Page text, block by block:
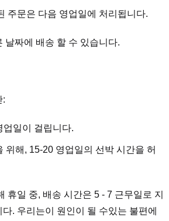
주문은 다음 영업일에 처리됩니다.
날짜에 배송 할 수 있습니다.
:
업일이 걸립니다.
위해, 15-20 영업일의 선박 시간을 허
휴일 중, 배송 시간은 5 - 7 근무일로 지
. 우리는이 원인이 될 수있는 불편에